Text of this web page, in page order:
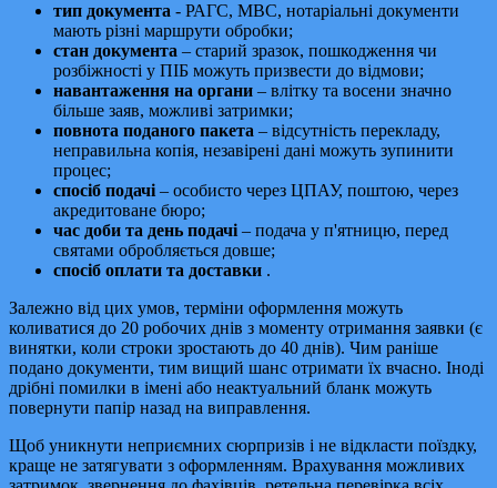
тип документа - РАГС, МВС, нотаріальні документи
мають різні маршрути обробки;
стан документа – старий зразок, пошкодження чи
розбіжності у ПІБ можуть призвести до відмови;
навантаження на органи – влітку та восени значно
більше заяв, можливі затримки;
повнота поданого пакета – відсутність перекладу,
неправильна копія, незавірені дані можуть зупинити
процес;
спосіб подачі – особисто через ЦПАУ, поштою, через
акредитоване бюро;
час доби та день подачі – подача у п'ятницю, перед
святами обробляється довше;
спосіб оплати та доставки .
Залежно від цих умов, терміни оформлення можуть
коливатися до 20 робочих днів з моменту отримання заявки (є
винятки, коли строки зростають до 40 днів). Чим раніше
подано документи, тим вищий шанс отримати їх вчасно. Іноді
дрібні помилки в імені або неактуальний бланк можуть
повернути папір назад на виправлення.
Щоб уникнути неприємних сюрпризів і не відкласти поїздку,
краще не затягувати з оформленням. Врахування можливих